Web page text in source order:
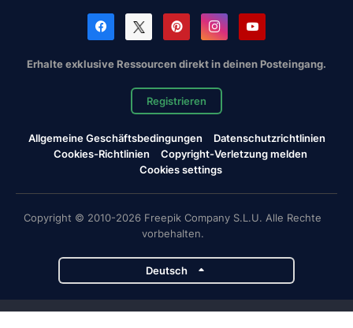
Erhalte exklusive Ressourcen direkt in deinen Posteingang.
Registrieren
Allgemeine Geschäftsbedingungen
Datenschutzrichtlinien
Cookies-Richtlinien
Copyright-Verletzung melden
Cookies settings
Copyright © 2010-2026 Freepik Company S.L.U. Alle Rechte
vorbehalten.
Deutsch